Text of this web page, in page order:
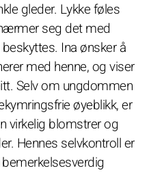
gleder. Lykke føles
seg det med
Ina ønsker å
med henne, og viser
Selv om ungdommen
øyeblikk, er
virkelig blomstrer og
Hennes selvkontroll er